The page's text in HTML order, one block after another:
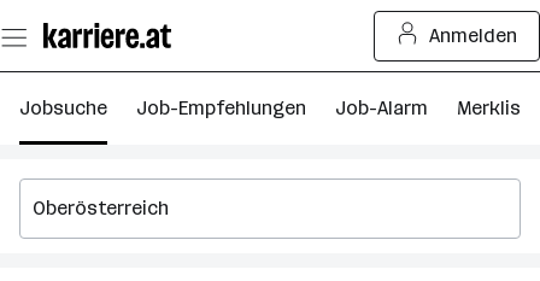
Seiteninhalt
springen
Anmelden
Jobsuche Job-Empfehlungen Job-Alarm Merkliste